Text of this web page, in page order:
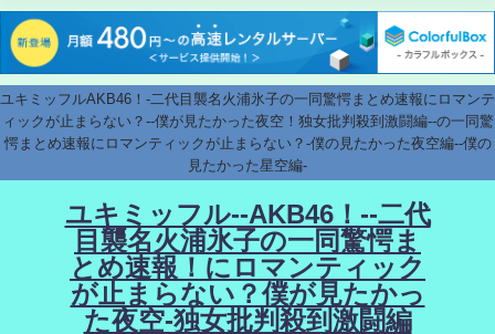
ユキミッフルAKB46！-二代目襲名火浦氷子の一同驚愕まとめ速報にロマンテ
ィックが止まらない？--僕が見たかった夜空！独女批判殺到激闘編--の一同驚
愕まとめ速報にロマンティックが止まらない？-僕の見たかった夜空編--僕の
見たかった星空編-
ユキミッフル--AKB46！--二代
目襲名火浦氷子の一同驚愕ま
とめ速報！にロマンティック
が止まらない？僕が見たかっ
た夜空-独女批判殺到激闘編